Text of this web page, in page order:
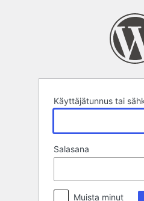
Käyttäjätunnus tai
Salasana
Muista minut